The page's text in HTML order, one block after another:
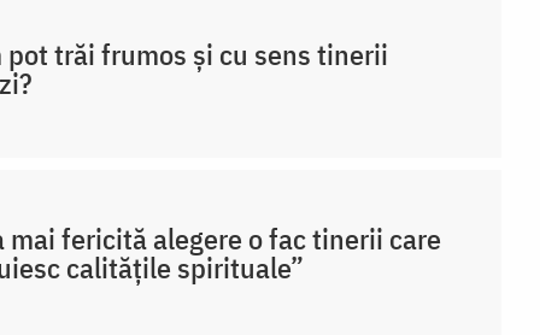
pot trăi frumos și cu sens tinerii
mai fericită alegere o fac tinerii care
calitățile spirituale”